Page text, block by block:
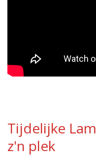
Tijdelijke
z'n plek